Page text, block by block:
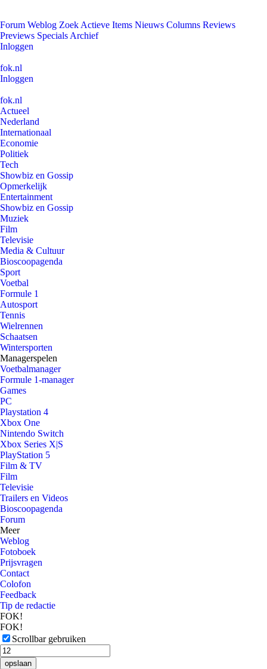
Forum Weblog Zoek Actieve Items Nieuws Columns Reviews
Previews Specials Archief
Inloggen
fok.nl
Inloggen
fok.nl
Actueel
Nederland
Internationaal
Economie
Politiek
Tech
Showbiz en Gossip
Opmerkelijk
Entertainment
Showbiz en Gossip
Muziek
Film
Televisie
Media & Cultuur
Bioscoopagenda
Sport
Voetbal
Formule 1
Autosport
Tennis
Wielrennen
Schaatsen
Wintersporten
Managerspelen
Voetbalmanager
Formule 1-manager
Games
PC
Playstation 4
Xbox One
Nintendo Switch
Xbox Series X|S
PlayStation 5
Film & TV
Film
Televisie
Trailers en Videos
Bioscoopagenda
Forum
Meer
Weblog
Fotoboek
Prijsvragen
Contact
Colofon
Feedback
Tip de redactie
FOK!
FOK!
Scrollbar gebruiken
opslaan